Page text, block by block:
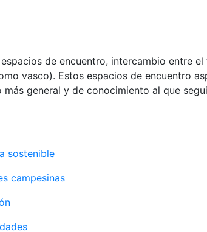
de encuentro, intercambio entre
vasco). Estos espacios de encuentro
general y de conocimiento al que
sostenible
campesinas